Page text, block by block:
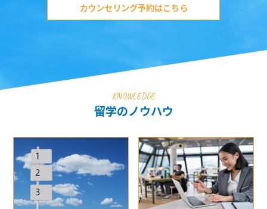
カウンセリング予約はこちら
KNOWLEDGE
留学のノウハウ